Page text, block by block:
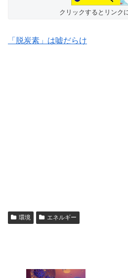
クリックするとリンク
「脱炭素」は嘘だらけ
環境 エネルギー